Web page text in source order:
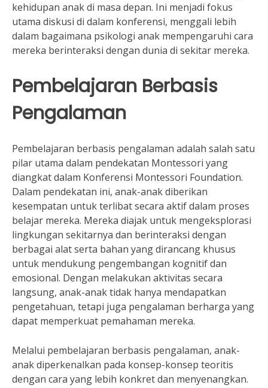
kehidupan anak di masa depan. Ini menjadi fokus
utama diskusi di dalam konferensi, menggali lebih
dalam bagaimana psikologi anak mempengaruhi cara
mereka berinteraksi dengan dunia di sekitar mereka.
Pembelajaran Berbasis
Pengalaman
Pembelajaran berbasis pengalaman adalah salah satu
pilar utama dalam pendekatan Montessori yang
diangkat dalam Konferensi Montessori Foundation.
Dalam pendekatan ini, anak-anak diberikan
kesempatan untuk terlibat secara aktif dalam proses
belajar mereka. Mereka diajak untuk mengeksplorasi
lingkungan sekitarnya dan berinteraksi dengan
berbagai alat serta bahan yang dirancang khusus
untuk mendukung pengembangan kognitif dan
emosional. Dengan melakukan aktivitas secara
langsung, anak-anak tidak hanya mendapatkan
pengetahuan, tetapi juga pengalaman berharga yang
dapat memperkuat pemahaman mereka.
Melalui pembelajaran berbasis pengalaman, anak-
anak diperkenalkan pada konsep-konsep teoritis
dengan cara yang lebih konkret dan menyenangkan.